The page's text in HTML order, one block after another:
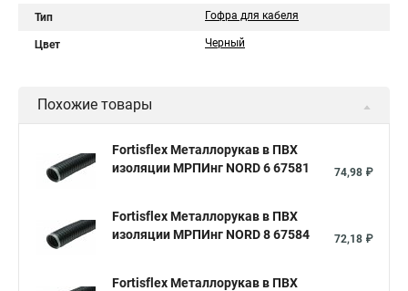
Тип Гофра для кабеля
Цвет Черный
Похожие товары
Fortisflex Металлорукав в ПВХ
изоляции МРПИнг NORD 6 67581
74,98 ₽
Fortisflex Металлорукав в ПВХ
изоляции МРПИнг NORD 8 67584
72,18 ₽
Fortisflex Металлорукав в ПВХ